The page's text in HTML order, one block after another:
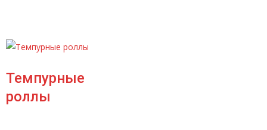
Темпурные
роллы